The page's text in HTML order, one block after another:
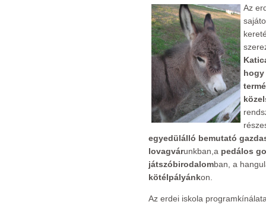
Az
hogy
egyedülálló bemutató
lovagvárunkban,a pedálos
játszóbirodalomban, a
kötélpályánkon.
Az erdei iskola